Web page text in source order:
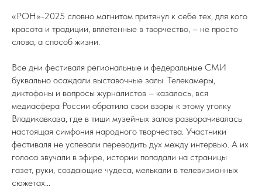
«РОН»-2025 словно магнитом притянул к себе тех, для кого
красота и традиции, вплетенные в творчество, – не просто
слова, а способ жизни.
Все дни фестиваля региональные и федеральные СМИ
буквально осаждали выставочные залы. Телекамеры,
диктофоны и вопросы журналистов – казалось, вся
медиасфера России обратила свои взоры к этому уголку
Владикавказа, где в тиши музейных залов разворачивалась
настоящая симфония народного творчества. Участники
фестиваля не успевали переводить дух между интервью. А их
голоса звучали в эфире, истории попадали на страницы
газет, руки, создающие чудеса, мелькали в телевизионных
сюжетах...